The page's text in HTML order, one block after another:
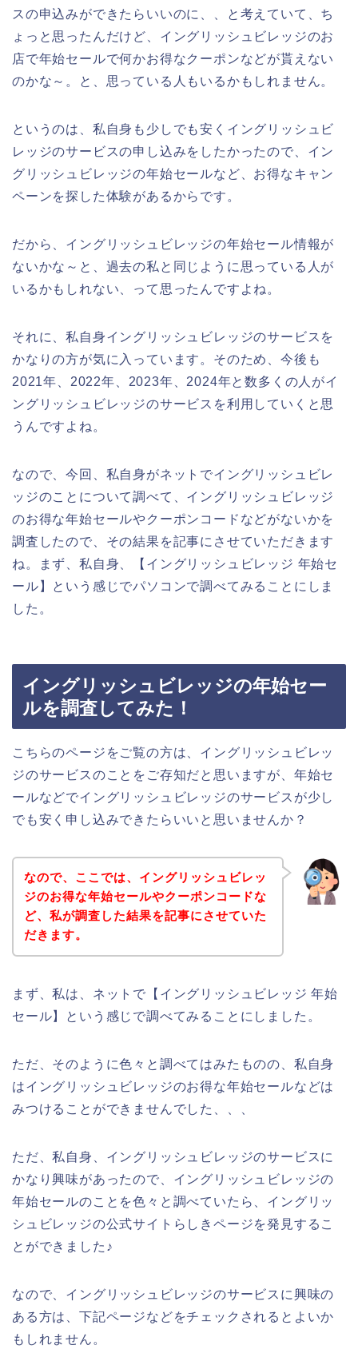
スの申込みができたらいいのに、、と考えていて、ち
ょっと思ったんだけど、イングリッシュビレッジのお
店で年始セールで何かお得なクーポンなどが貰えない
のかな～。と、思っている人もいるかもしれません。
というのは、私自身も少しでも安くイングリッシュビ
レッジのサービスの申し込みをしたかったので、イン
グリッシュビレッジの年始セールなど、お得なキャン
ペーンを探した体験があるからです。
だから、イングリッシュビレッジの年始セール情報が
ないかな～と、過去の私と同じように思っている人が
いるかもしれない、って思ったんですよね。
それに、私自身イングリッシュビレッジのサービスを
かなりの方が気に入っています。そのため、今後も
2021年、2022年、2023年、2024年と数多くの人がイ
ングリッシュビレッジのサービスを利用していくと思
うんですよね。
なので、今回、私自身がネットでイングリッシュビレ
ッジのことについて調べて、イングリッシュビレッジ
のお得な年始セールやクーポンコードなどがないかを
調査したので、その結果を記事にさせていただきます
ね。まず、私自身、【イングリッシュビレッジ 年始セ
ール】という感じでパソコンで調べてみることにしま
した。
イングリッシュビレッジの年始セー
ルを調査してみた！
こちらのページをご覧の方は、イングリッシュビレッ
ジのサービスのことをご存知だと思いますが、年始セ
ールなどでイングリッシュビレッジのサービスが少し
でも安く申し込みできたらいいと思いませんか？
なので、ここでは、イングリッシュビレッ
ジのお得な年始セールやクーポンコードな
ど、私が調査した結果を記事にさせていた
だきます。
まず、私は、ネットで【イングリッシュビレッジ 年始
セール】という感じで調べてみることにしました。
ただ、そのように色々と調べてはみたものの、私自身
はイングリッシュビレッジのお得な年始セールなどは
みつけることができませんでした、、、
ただ、私自身、イングリッシュビレッジのサービスに
かなり興味があったので、イングリッシュビレッジの
年始セールのことを色々と調べていたら、イングリッ
シュビレッジの公式サイトらしきページを発見するこ
とができました♪
なので、イングリッシュビレッジのサービスに興味の
ある方は、下記ページなどをチェックされるとよいか
もしれません。